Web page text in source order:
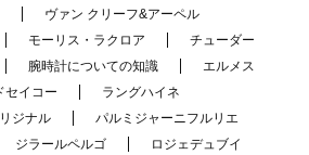
ヴァン クリーフ&アーペル
モーリス・ラクロア
チューダー
腕時計についての知識
エルメス
セイコー
ラングハイネ
ジナル
パルミジャーニフルリエ
ジラールペルゴ
ロジェデュブイ